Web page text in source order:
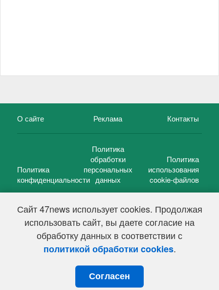
Сайт 47news использует cookies. Продолжая
использовать сайт, вы даете согласие на
обработку данных в соответствии с
политикой обработки cookies.
Согласен
О сайте Реклама Контакты
Политика
конфиденциальности
Политика
обработки
персональных
данных
Политика
использования
cookie-файлов
47 новостей (47 news)2005 — 2026 г.
Свидетельство о регистрации СМИ Эл № ФС 77-39848, выдано
Федеральной службой по надзору в сфере связи,
информационных технологий и массовых коммуникаций